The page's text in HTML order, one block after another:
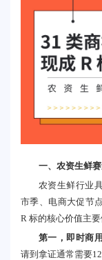
一、农资生鲜
农资生鲜行业
市季、电商大促节
R 标的核心价值主要
第一，即时商
请到拿证通常需要